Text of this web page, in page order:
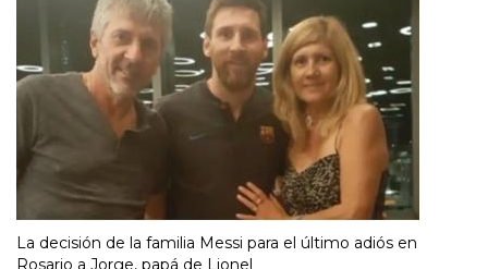
La decisión de la familia Messi para el último adiós en